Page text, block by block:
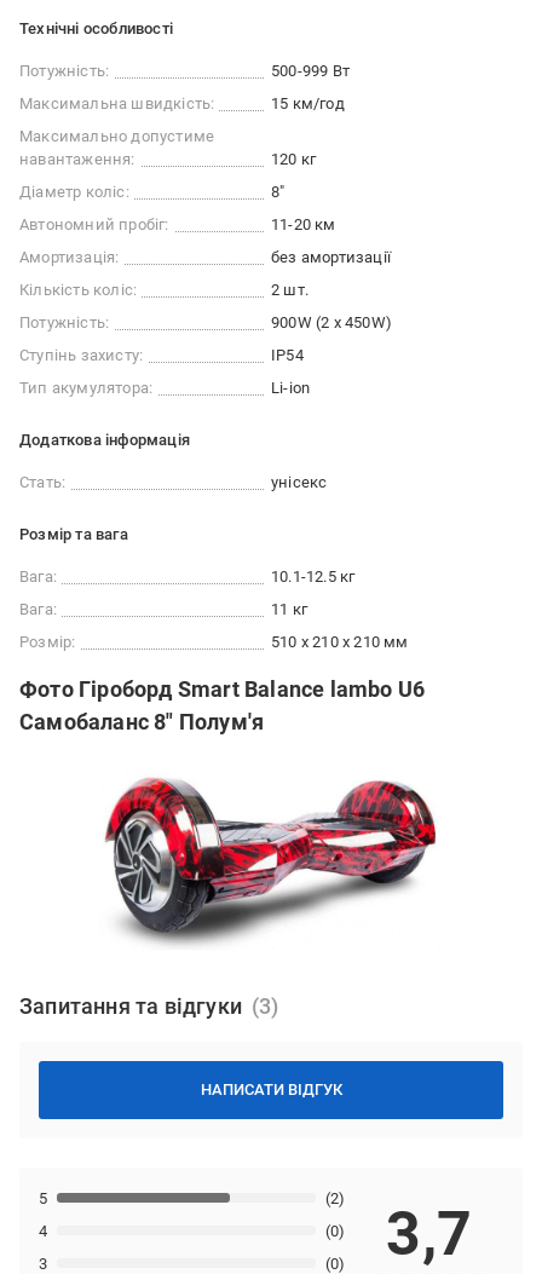
Технічні особливості
Потужність:
500-999 Вт
Максимальна швидкість:
15 км/год
Максимально допустиме
навантаження:
120 кг
Діаметр коліс:
8"
Автономний пробіг:
11-20 км
Амортизація:
без амортизації
Кількість коліс:
2 шт.
Потужність:
900W (2 x 450W)
Ступінь захисту:
IP54
Тип акумулятора:
Li-ion
Додаткова інформація
Стать: унісекс
Розмір та вага
Вага:
10.1-12.5 кг
Вага:
11 кг
Розмір:
510 x 210 x 210 мм
Фото Гіроборд Smart Balance lambo U6
Самобаланс 8" Полум'я
Запитання та відгуки
НАПИСАТИ ВІДГУК
3 (0)
4 (0)
5 (2)
3,7